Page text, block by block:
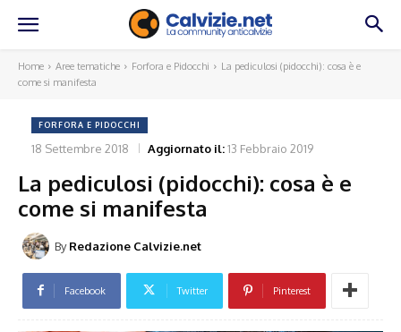
Home Aree tematiche Forfora e Pidocchi
La pediculosi (pidocchi): cosa è e
come si manifesta
FORFORA E PIDOCCHI
18 Settembre 2018 Aggiornato il:13 Febbraio 2019
La pediculosi (pidocchi): cosa è e
come si manifesta
By Redazione Calvizie.net
Facebook Twitter Pinterest